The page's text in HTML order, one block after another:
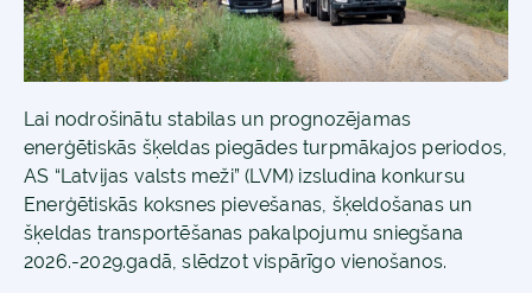
Lai nodrošinātu stabilas un prognozējamas
enerģētiskās šķeldas piegādes turpmākajos periodos,
AS “Latvijas valsts meži” (LVM) izsludina konkursu
Enerģētiskās koksnes pievešanas, šķeldošanas un
šķeldas transportēšanas pakalpojumu sniegšana
2026.-2029.gadā, slēdzot vispārīgo vienošanos.